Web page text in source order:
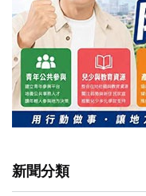
新聞分類